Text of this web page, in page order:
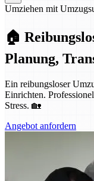
Umziehen mit
🏠
Planung,
Ein reibungsloser
Einrichten.
Stress. 🏡
Angebot anfordern